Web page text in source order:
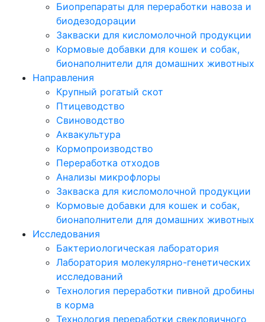
Биопрепараты для переработки навоза и
биодезодорации
Закваски для кисломолочной продукции
Кормовые добавки для кошек и собак,
бионаполнители для домашних животных
Направления
Крупный рогатый скот
Птицеводство
Свиноводство
Аквакультура
Кормопроизводство
Переработка отходов
Анализы микрофлоры
Закваска для кисломолочной продукции
Кормовые добавки для кошек и собак,
бионаполнители для домашних животных
Исследования
Бактериологическая лаборатория
Лаборатория молекулярно-генетических
исследований
Технология переработки пивной дробины
в корма
Технология переработки свекловичного